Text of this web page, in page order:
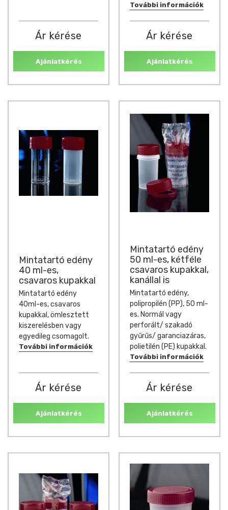
Ár kérése
Ajánlatkérés
További információk
Ár kérése
Ajánlatkérés
Mintatartó edény
40 ml-es,
csavaros kupakkal
Mintatartó edény
40ml-es, csavaros
kupakkal, ömlesztett
kiszerelésben vagy
egyedileg csomagolt.
További információk
Ár kérése
Ajánlatkérés
Mintatartó edény
50 ml-es, kétféle
csavaros kupakkal,
kanállal is
Mintatartó edény,
polipropilén (PP), 50 ml-
es. Normál vagy
perforált/ szakadó
gyűrűs/ garanciazáras,
polietilén (PE) kupakkal.
További információk
Ár kérése
Ajánlatkérés